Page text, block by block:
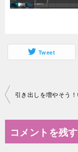
Tweet
投
ビ
コメントを残す